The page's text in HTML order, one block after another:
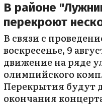
В районе
перекроют
В связи с
воскресенье, 9
движение на ряде
олимпийского
Перекрытия будут
окончания